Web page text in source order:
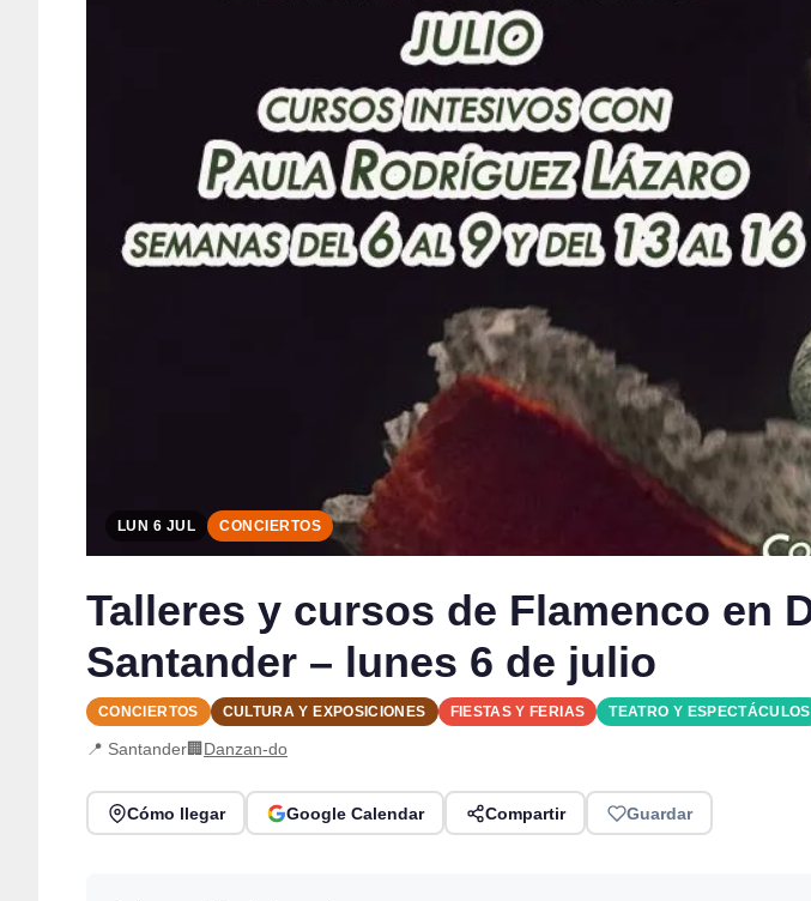
LUN 6 JUL CONCIERTOS
Talleres y cursos de Flamenco en
Santander – lunes 6 de julio
CONCIERTOS CULTURA Y EXPOSICIONES FIESTAS Y FERIAS TEATRO Y ESPECTÁCULOS
📍 Santander🏢 Danzan-do
Cómo llegar Google Calendar Compartir Guardar